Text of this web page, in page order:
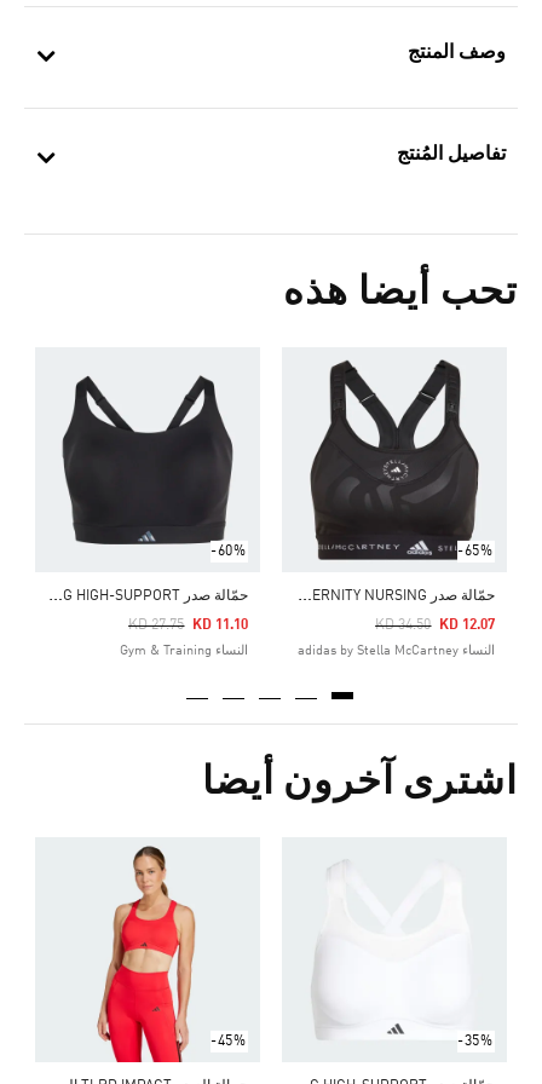
وصف المنتج
تفاصيل المُنتج
تحب أيضا هذه
-65%
ح
مّالة صدر ADIDAS BY STELLA MCCARTNEY HIGH SUPPORT MATERNITY NURSING
Price Reduced From
KD 34.50
To KD 12.07
النساء adidas by Stella McCartney
-60%
ح
مّالة صدر TAILORED IMPACT LUXE TRAINING HIGH-SUPPORT (قياس كبير)
Price Reduced From
KD 27.75
To KD 11.10
النساء Gym & Training
Price Reduced From
To
اشترى آخرون أيضا
-35%
-45%
Price Reduced From